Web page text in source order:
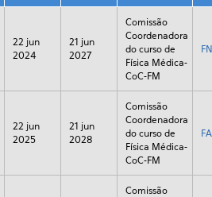
22 jun
2024
21 jun
2027
Comissão
Coordenadora
do curso de
Física Médica-
CoC-FM
22 jun
2025
21 jun
2028
Comissão
Coordenadora
do curso de
Física Médica-
CoC-FM
Comissão